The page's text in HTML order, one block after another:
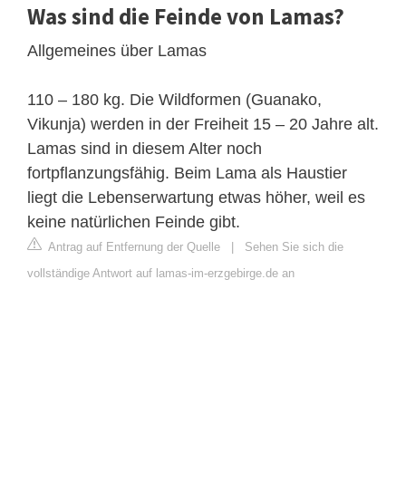
Was sind die Feinde von Lamas?
Allgemeines über Lamas
110 – 180 kg. Die Wildformen (Guanako,
Vikunja) werden in der Freiheit 15 – 20 Jahre alt.
Lamas sind in diesem Alter noch
fortpflanzungsfähig. Beim Lama als Haustier
liegt die Lebenserwartung etwas höher, weil es
keine natürlichen Feinde gibt.
Antrag auf Entfernung der Quelle | Sehen Sie sich die
vollständige Antwort auf lamas-im-erzgebirge.de an